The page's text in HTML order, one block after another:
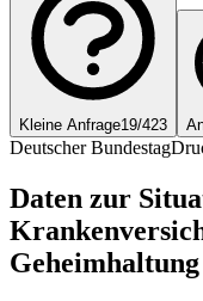
Kleine Anfrage19/423
Deutscher Bundestag
Daten zur
Geheimhaltung